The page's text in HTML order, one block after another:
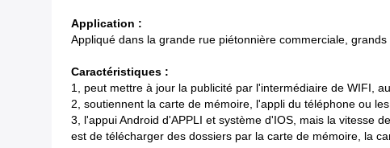
Application :
Appliqué dans la grande rue piétonnière commerciale,
Caractéristiques :
1, peut mettre à jour la publicité par l'intermédiaire de WIFI,
2, soutiennent la carte de mémoire, l'appli du téléphone ou
3, l'appui Android d'APPLI et système d'IOS, mais la vitesse
est de télécharger des dossiers par la carte de mémoire, la